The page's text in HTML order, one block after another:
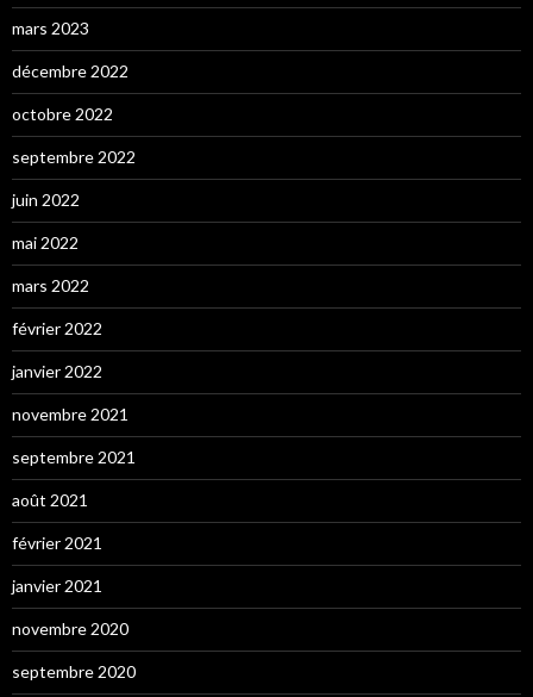
mars 2023
décembre 2022
octobre 2022
septembre 2022
juin 2022
mai 2022
mars 2022
février 2022
janvier 2022
novembre 2021
septembre 2021
août 2021
février 2021
janvier 2021
novembre 2020
septembre 2020